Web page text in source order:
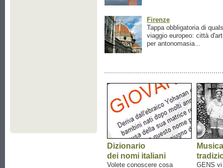
Firenze
Tappa obbligatoria di
viaggio europeo: città
per antonomasia...
Dizionario
dei nomi italiani
Volete conoscere cosa
Musica
GENS